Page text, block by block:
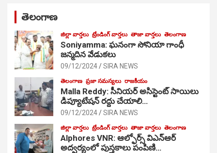
తెలంగాణ
జిల్లా వార్తలు ట్రేండింగ్ వార్తలు తాజా వార్తలు తెలంగాణ
Soniyamma: ఘ‌నంగా సోనియా గాంధీ
జ‌న్మ‌దిన వేడుక‌లు
09/12/2024 SIRA NEWS
తెలంగాణ ప్రజా సమస్యలు రాజకీయం
Malla Reddy: సీనియర్ అసిస్టెంట్ సాయిలు
డిప్యూటేషన్ రద్దు చేయాలి…
09/12/2024 SIRA NEWS
జిల్లా వార్తలు ట్రేండింగ్ వార్తలు తాజా వార్తలు తెలంగాణ
Alphores VNR: ఆల్ఫోర్స్ విఎన్ఆర్
అద్వర్యంలో పుస్తకాలు పంపిణి…